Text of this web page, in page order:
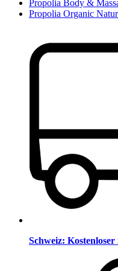
Propolia Body &
Propolia Organic
Schweiz: